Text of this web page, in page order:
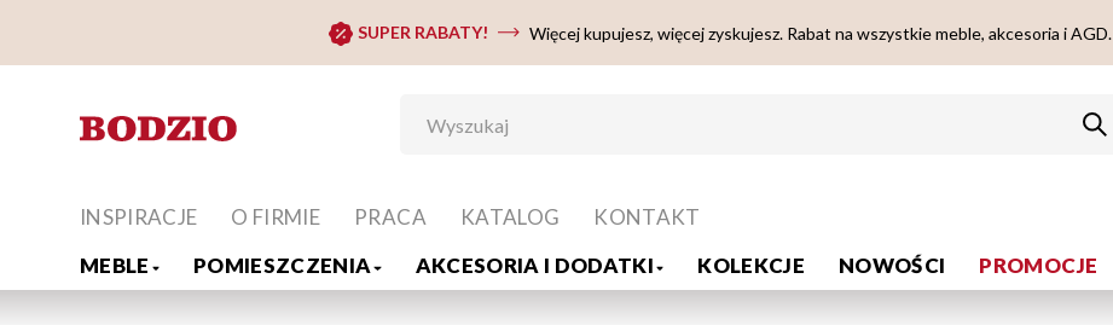
SUPER RABATY! Więcej kupujesz, więcej zyskujesz. Rabat na wszystkie meble, akcesoria i AGD.
MEBLE POMIESZCZENIA AKCESORIA I DODATKI KOLEKCJE NOWOŚCI PROMOCJE
INSPIRACJE O FIRMIE PRACA KATALOG KONTAKT